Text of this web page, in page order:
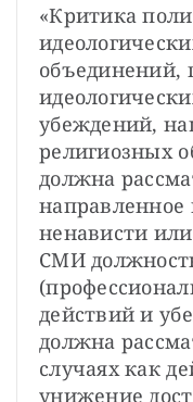
«Критика
объединений,
убеждений,
религиозных
должна
направленное
ненависти
СМИ
действий и
должна
случаях как
унижение